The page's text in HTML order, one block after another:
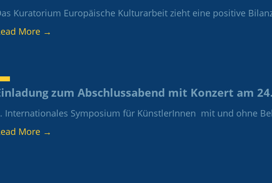
Kuratorium Europäische Kulturarbeit zieht eine positive
More →
zum Abschlussabend mit Konzert am
Internationales Symposium für KünstlerInnen mit und ohne
More →